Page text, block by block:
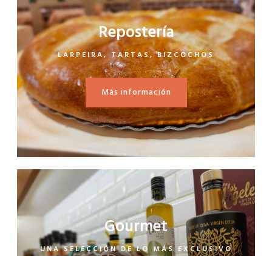
Repostería
LARPEIRA, TARTAS, BIZCOCHOS
Más información
Gourmet
UNA SELECCIÓN DE LO MÁS EXCLUSIVO